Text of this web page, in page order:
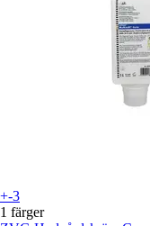
+-3
1 färger